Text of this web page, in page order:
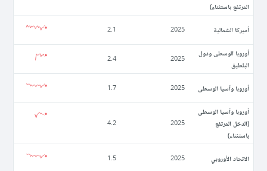
المرتفع باستثناء)
أميركا الشمالية 2025
2.1
أوروبا الوسطى ودول
البلطيق
2025
2.4
أوروبا وآسيا الوسطى 2025
1.7
أوروبا وآسيا الوسطى
(الدخل المرتفع
باستثناء)
2025
4.2
الاتحاد الأوروبي 2025
1.5